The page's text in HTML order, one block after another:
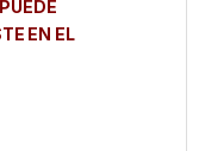
EN EL